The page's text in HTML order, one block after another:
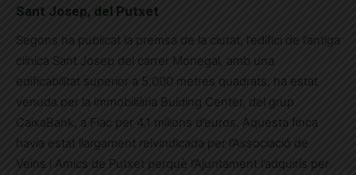
Sant Josep, del Putxet
Segons ha publicat la premsa de la ciutat, l’edifici de l’antiga
clínica Sant Josep del carrer Monegal, amb una
edificabilitat superior a 5.000 metres quadrats, ha estat
venuda per la immobiliària Buiding Center, del grup
CaixaBank, a Fiac per 4,1 milions d’euros. Aquesta finca
havia estat llargament reivindicada per l’Associació de
Veïns i Amics de Putxet perquè l’Ajuntament l’adquirís per